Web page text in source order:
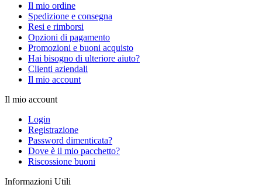
Il mio ordine
Spedizione e consegna
Resi e rimborsi
Opzioni di pagamento
Promozioni e buoni acquisto
Hai bisogno di ulteriore aiuto?
Clienti aziendali
Il mio account
Il mio account
Login
Registrazione
Password dimenticata?
Dove è il mio pacchetto?
Riscossione buoni
Informazioni Utili